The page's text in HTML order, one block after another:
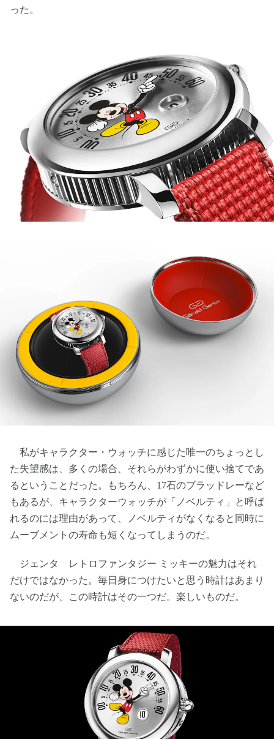
った。
私がキャラクター・ウォッチに感じた唯一のちょっとし
た失望感は、多くの場合、それらがわずかに使い捨てであ
るということだった。もちろん、17石のブラッドレーなど
もあるが、キャラクターウォッチが「ノベルティ」と呼ば
れるのには理由があって、ノベルティがなくなると同時に
ムーブメントの寿命も短くなってしまうのだ。
ジェンタ レトロファンタジー ミッキーの魅力はそれ
だけではなかった。毎日身につけたいと思う時計はあまり
ないのだが、この時計はその一つだ。楽しいものだ。